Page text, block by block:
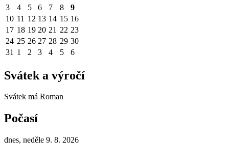
3
4 5 6 7 8
9
10 11 12 13 14 15 16
17 18 19 20 21 22 23
24 25 26 27 28 29 30
31 1 2 3 4 5 6
Svátek a výročí
Svátek má Roman
Počasí
dnes, neděle 9. 8. 2026